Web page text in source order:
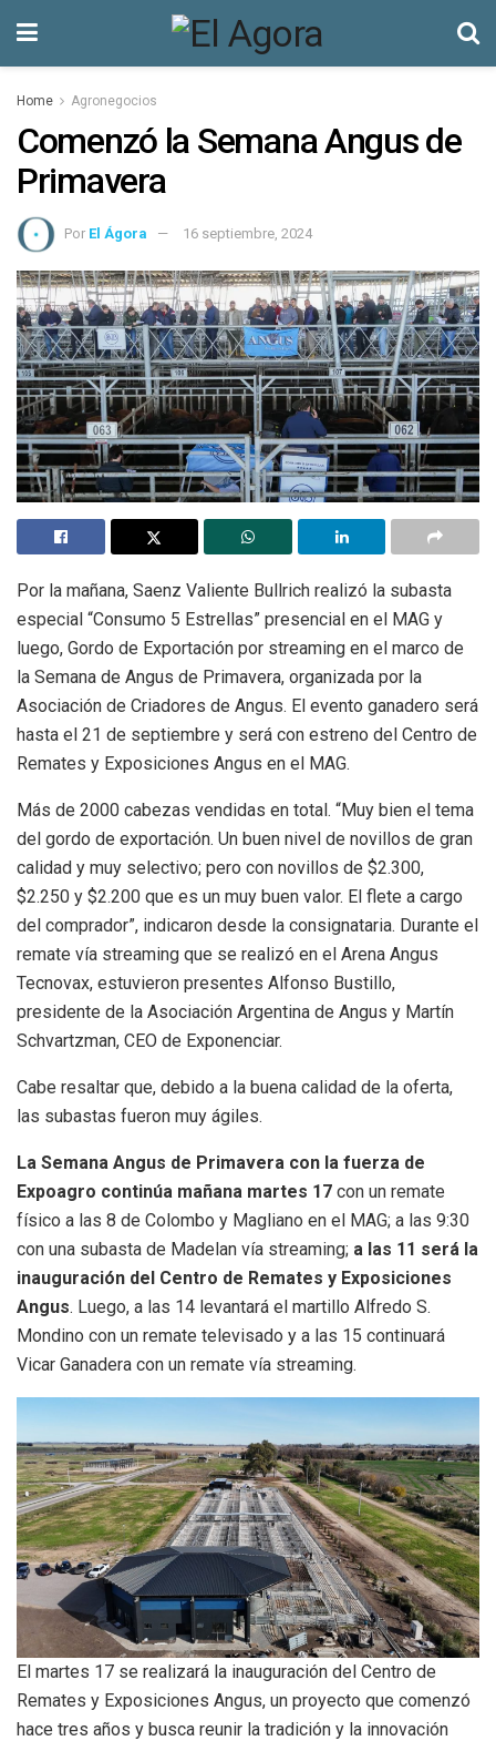
Home Agronegocios
Comenzó la Semana Angus de
Primavera
Por El Ágora 16 septiembre, 2024
Por la mañana, Saenz Valiente Bullrich realizó la subasta
especial “Consumo 5 Estrellas” presencial en el MAG y
luego, Gordo de Exportación por streaming en el marco de
la Semana de Angus de Primavera, organizada por la
Asociación de Criadores de Angus. El evento ganadero será
hasta el 21 de septiembre y será con estreno del Centro de
Remates y Exposiciones Angus en el MAG.
Más de 2000 cabezas vendidas en total. “Muy bien el tema
del gordo de exportación. Un buen nivel de novillos de gran
calidad y muy selectivo; pero con novillos de $2.300,
$2.250 y $2.200 que es un muy buen valor. El flete a cargo
del comprador”, indicaron desde la consignataria. Durante el
remate vía streaming que se realizó en el Arena Angus
Tecnovax, estuvieron presentes Alfonso Bustillo,
presidente de la Asociación Argentina de Angus y Martín
Schvartzman, CEO de Exponenciar.
Cabe resaltar que, debido a la buena calidad de la oferta,
las subastas fueron muy ágiles.
La Semana Angus de Primavera con la fuerza de
Expoagro continúa mañana martes 17 con un remate
físico a las 8 de Colombo y Magliano en el MAG; a las 9:30
con una subasta de Madelan vía streaming; a las 11 será la
inauguración del Centro de Remates y Exposiciones
Angus. Luego, a las 14 levantará el martillo Alfredo S.
Mondino con un remate televisado y a las 15 continuará
Vicar Ganadera con un remate vía streaming.
El martes 17 se realizará la inauguración del Centro de
Remates y Exposiciones Angus, un proyecto que comenzó
hace tres años y busca reunir la tradición y la innovación